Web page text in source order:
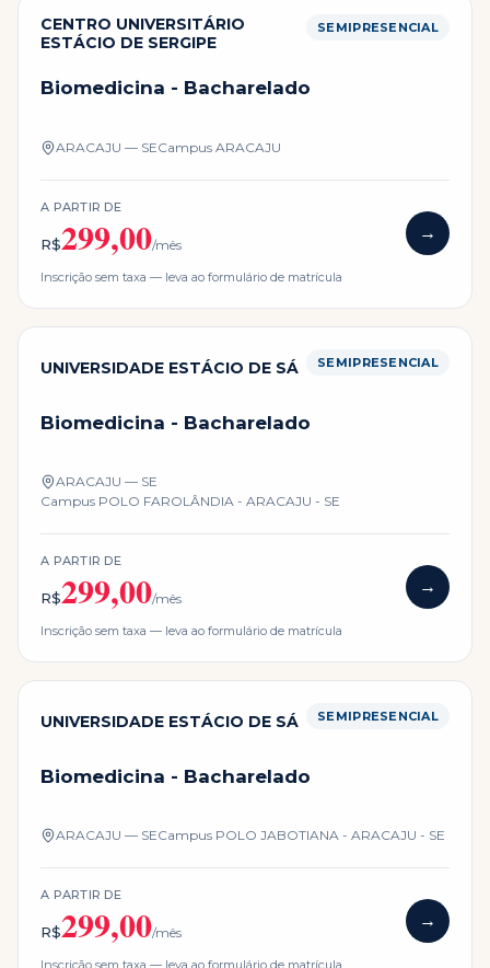
CENTRO UNIVERSITÁRIO
ESTÁCIO DE SERGIPE
SEMIPRESENCIAL
Biomedicina - Bacharelado
ARACAJU — SECampus ARACAJU
A PARTIR DE
R$299,00/mês
→
Inscrição sem taxa — leva ao formulário de matrícula
UNIVERSIDADE ESTÁCIO DE SÁ SEMIPRESENCIAL
Biomedicina - Bacharelado
ARACAJU — SE
Campus POLO FAROLÂNDIA - ARACAJU - SE
A PARTIR DE
R$299,00/mês
→
Inscrição sem taxa — leva ao formulário de matrícula
UNIVERSIDADE ESTÁCIO DE SÁ SEMIPRESENCIAL
Biomedicina - Bacharelado
ARACAJU — SECampus POLO JABOTIANA - ARACAJU - SE
A PARTIR DE
R$299,00/mês
→
Inscrição sem taxa — leva ao formulário de matrícula